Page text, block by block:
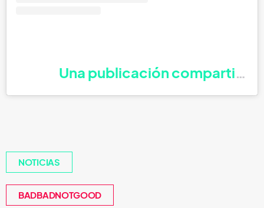
Una publicación compartida
NOTICIAS
BADBADNOTGOOD